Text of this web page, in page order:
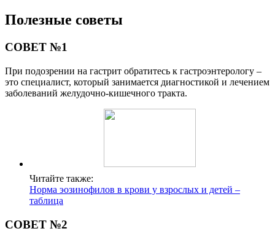
Полезные советы
СОВЕТ №1
При подозрении на гастрит обратитесь к гастроэнтерологу –
это специалист, который занимается диагностикой и лечением
заболеваний желудочно-кишечного тракта.
Читайте также:
Норма эозинофилов в крови у взрослых и детей –
таблица
СОВЕТ №2